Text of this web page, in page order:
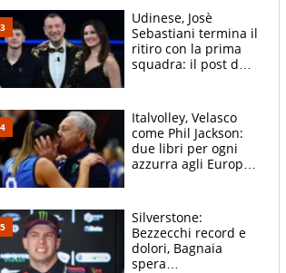
McLaren siano
meglio?”
Udinese, Josè
Sebastiani termina il
ritiro con la prima
squadra: il post del
sfondo
Italvolley, Velasco
come Phil Jackson:
due libri per ogni
azzurra agli Europei.
Silverstone:
Bezzecchi record e
dolori, Bagnaia
spera